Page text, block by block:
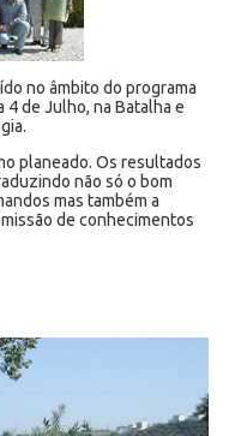
no âmbito do programa
4 de Julho, na Batalha e
planeado. Os resultados
não só o bom
mas também a
de conhecimentos